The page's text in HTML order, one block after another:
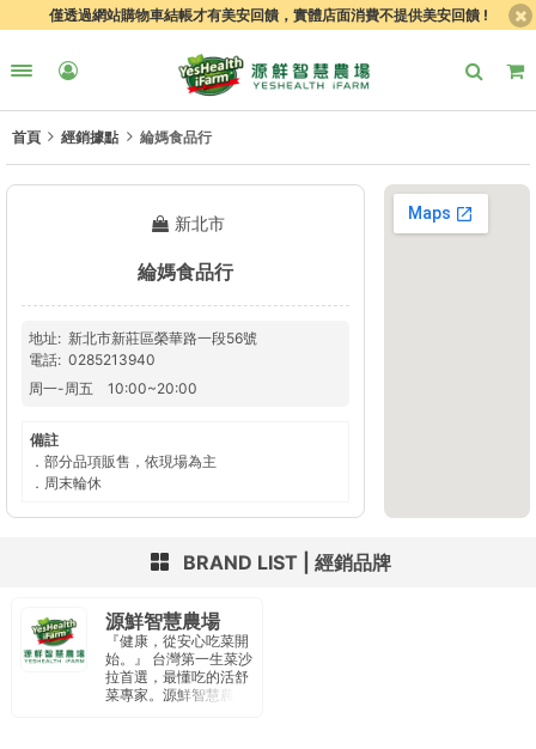
僅透過網站購物車結帳才有美安回饋，實體店面消費不提供美安回饋 !
首頁 經銷據點 綸媽食品行
新北市
綸媽食品行
地址
新北市新莊區榮華路一段56號
電話
0285213940
周一-周五 10:00~20:00
備註
．部分品項販售，依現場為主
．周末輪休
BRAND LIST 經銷品牌
源鮮智慧農場
『健康，從安心吃菜開
始。』 台灣第一生菜沙
拉首選，最懂吃的活舒
菜專家。源鮮智慧農場